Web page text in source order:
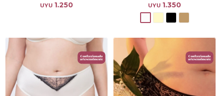
UYU 1.250 UYU 1.350